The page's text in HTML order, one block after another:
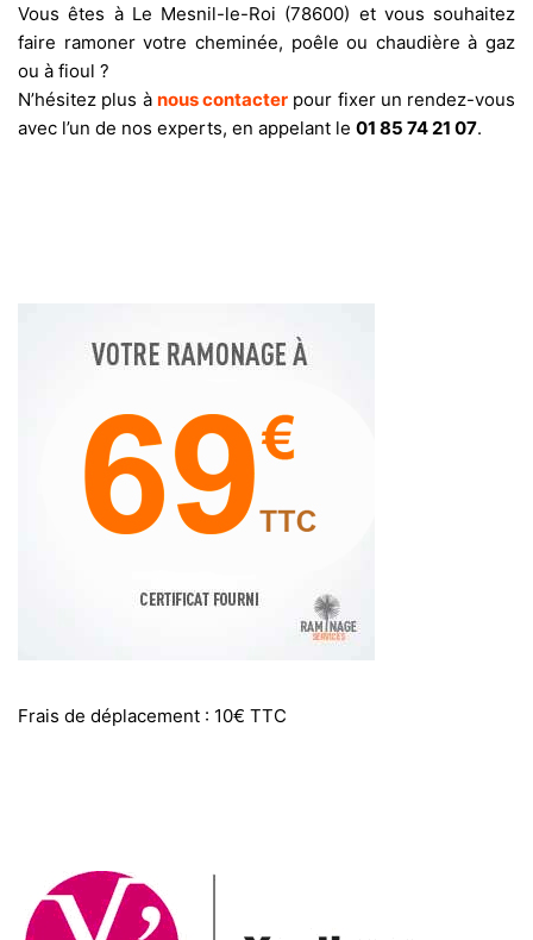
Vous êtes à Le Mesnil-le-Roi (78600) et vous souhaitez
faire ramoner votre cheminée, poêle ou chaudière à gaz
ou à fioul ?
N’hésitez plus à nous contacter pour fixer un rendez-vous
avec l’un de nos experts, en appelant le 01 85 74 21 07.
Frais de déplacement : 10€ TTC